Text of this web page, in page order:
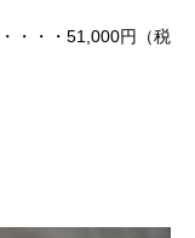
・・・51,000円（税